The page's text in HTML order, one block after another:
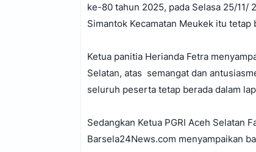
ke-80 tahun 2025, pada Selasa 25/11/
Simantok Kecamatan Meukek itu
Ketua panitia Herianda Fetra
Selatan, atas semangat dan
seluruh peserta tetap berada dalam
Sedangkan Ketua PGRI Aceh Selatan
Barsela24News.com menyampaikan